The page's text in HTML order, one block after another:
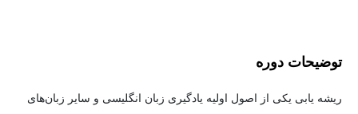
توضیحات دوره
ریشه‌ یابی یکی از اصول اولیه یادگیری زبان انگلیسی و سایر زبان‌های